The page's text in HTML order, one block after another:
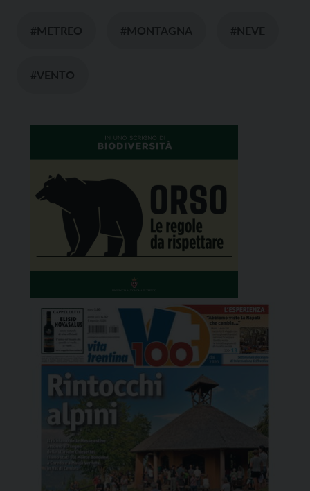
#METREO #MONTAGNA #NEVE
#VENTO